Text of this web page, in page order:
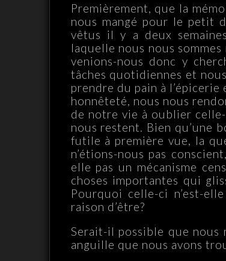
Premièrement, que la
nous mangé pour le petit
vêtus il y a deux
laquelle nous nous
venions-nous donc y
tâches quotidiennes et
prendre du pain à
honnêteté, nous nous
de notre vie à oublier
nous restent. Bien qu’une
futile à première vue, la
n’étions-nous pas
elle pas un mécanisme
choses importantes qui
Pourquoi celle-ci n’est-
raison d’être?
Serait-il possible que nous
anguille que nous avons